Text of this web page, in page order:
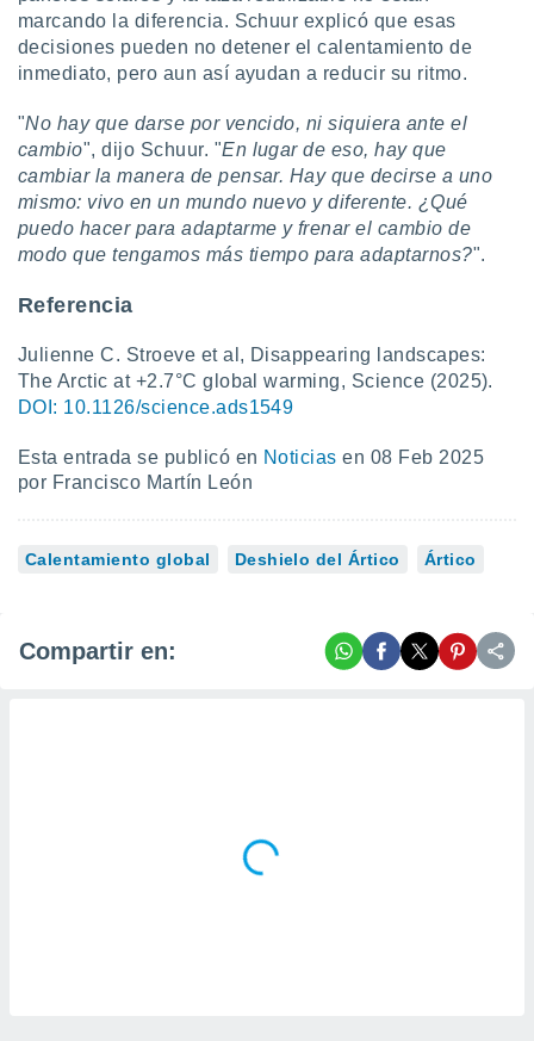
marcando la diferencia. Schuur explicó que esas
decisiones pueden no detener el calentamiento de
inmediato, pero aun así ayudan a reducir su ritmo.
"No hay que darse por vencido, ni siquiera ante el
cambio", dijo Schuur. "En lugar de eso, hay que
cambiar la manera de pensar. Hay que decirse a uno
mismo: vivo en un mundo nuevo y diferente. ¿Qué
puedo hacer para adaptarme y frenar el cambio de
modo que tengamos más tiempo para adaptarnos?".
Referencia
Julienne C. Stroeve et al, Disappearing landscapes:
The Arctic at +2.7°C global warming, Science (2025).
DOI: 10.1126/science.ads1549
Esta entrada se publicó en Noticias en 08 Feb 2025
por Francisco Martín León
Calentamiento global Deshielo del Ártico Ártico
Compartir en: